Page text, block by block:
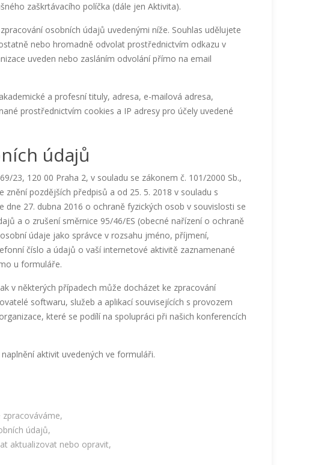
zaškrtávacího políčka (dále jen Aktivita).
osobních údajů uvedenými níže. Souhlas udělujete
nebo hromadně odvolat prostřednictvím odkazu v
uveden nebo zasláním odvolání přímo na email
a profesní tituly, adresa, e-mailová adresa,
prostřednictvím cookies a IP adresy pro účely uvedené
údajů
23, 120 00 Praha 2, v souladu se zákonem č. 101/2000 Sb.,
pozdějších předpisů a od 25. 5. 2018 v souladu s
27. dubna 2016 o ochraně fyzických osob v souvislosti se
a o zrušení směrnice 95/46/ES (obecné nařízení o ochraně
údaje jako správce v rozsahu jméno, příjmení,
číslo a údajů o vaší internetové aktivitě zaznamenané
u formuláře.
v některých případech může docházet ke zpracování
softwaru, služeb a aplikací souvisejících s provozem
které se podílí na spolupráci při našich konferencích
aktivit uvedených ve formuláři.
údajů,
aktualizovat nebo opravit,